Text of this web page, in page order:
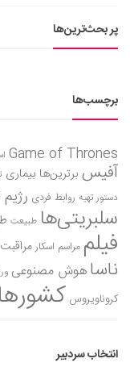
پر بحث‌ترین‌ها
برچسب‌ها
Game of Thrones
آفیس برترین‌ها بیماری
دستور تهیه روابط فردی
سلبریتی‌ها طبیعت
فیلم مراسم اسکار
ناساهوش مصنوعی
کروناویروس
انتخاب سردبیر